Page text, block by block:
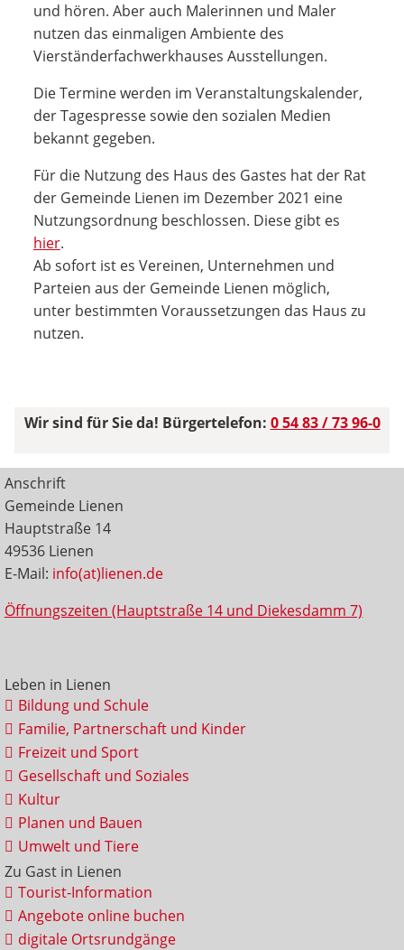
und hören. Aber auch Malerinnen und Maler
nutzen das einmaligen Ambiente des
Vierständerfachwerkhauses Ausstellungen.
Die Termine werden im Veranstaltungskalender,
der Tagespresse sowie den sozialen Medien
bekannt gegeben.
Für die Nutzung des Haus des Gastes hat der Rat
der Gemeinde Lienen im Dezember 2021 eine
Nutzungsordnung beschlossen. Diese gibt es
hier.
Ab sofort ist es Vereinen, Unternehmen und
Parteien aus der Gemeinde Lienen möglich,
unter bestimmten Voraussetzungen das Haus zu
nutzen.
Wir sind für Sie da! Bürgertelefon: 0 54 83 / 73 96-0
Anschrift
Gemeinde Lienen
Hauptstraße 14
49536 Lienen
E-Mail: info(at)lienen.de
Öffnungszeiten (Hauptstraße 14 und Diekesdamm 7)
Leben in Lienen
Bildung und Schule
Familie, Partnerschaft und Kinder
Freizeit und Sport
Gesellschaft und Soziales
Kultur
Planen und Bauen
Umwelt und Tiere
Zu Gast in Lienen
Tourist-Information
Angebote online buchen
digitale Ortsrundgänge